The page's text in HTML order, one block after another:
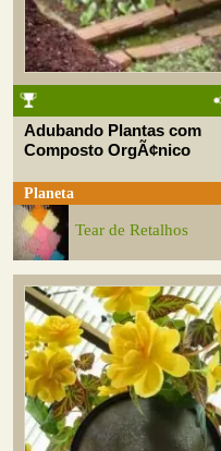
Adubando Plantas com
Composto OrgÃ¢nico
Planeta
Tear de Retalhos